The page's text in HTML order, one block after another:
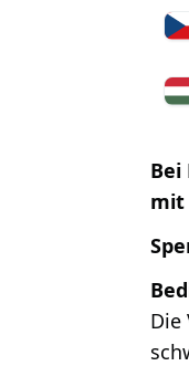
Bei
mit
Die